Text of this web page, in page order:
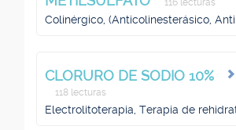
116 lecturas
Colinérgico, (Anticolinesterásico,
CLORURO DE SODIO 10%
118 lecturas
Electrolitoterapia, Terapia de